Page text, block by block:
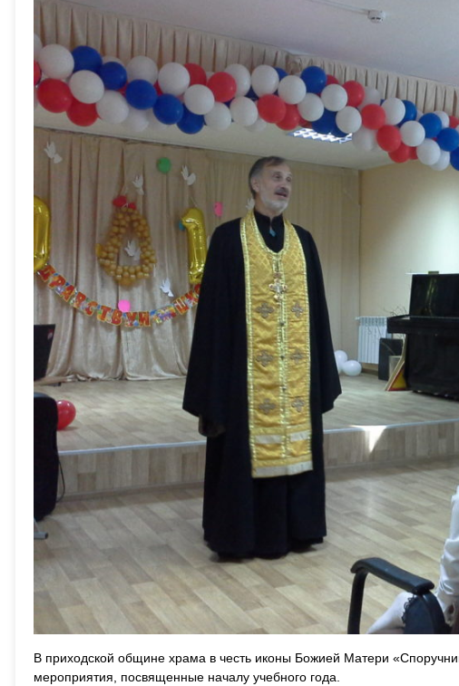
В приходской общине храма в честь иконы Божией Матери
мероприятия, посвященные началу учебного года.